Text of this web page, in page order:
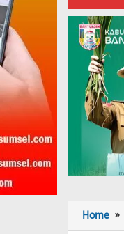
Home »